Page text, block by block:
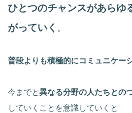
ひとつのチャンスがあらゆ
がっていく 。
普段よりも積極的にコミュニケー
今までと異なる分野の人たちとの
していくことを意識していくと